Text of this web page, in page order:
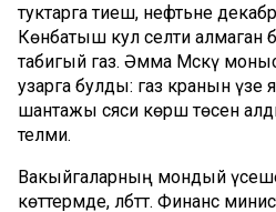
туктарга тиеш, нефтьне
Көнбатыш кул селти алмаган
табигый газ. Әмма Мәскәү
узарга булды: газ кранын үзе
шантажы сәяси көрәш төсен
теләми.
Вакыйгаларның мондый үсеше
көттермәде, әлбәттә. Финанс